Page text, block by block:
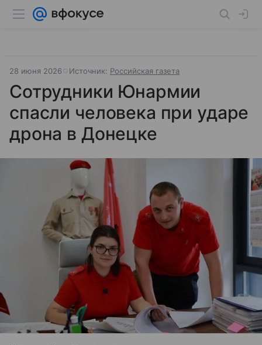
28 июня 2026 Источник: Российская газета
Сотрудники Юнармии
спасли человека при ударе
дрона в Донецке